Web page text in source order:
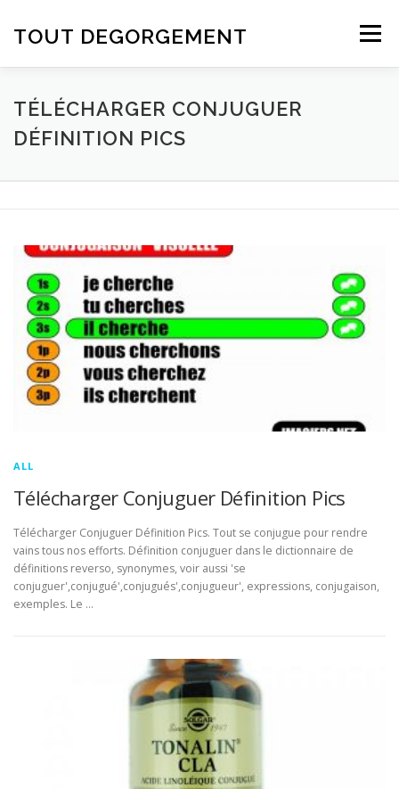
TOUT DEGORGEMENT Menu
TÉLÉCHARGER CONJUGUER
DÉFINITION PICS
ALL
Télécharger Conjuguer Définition Pics
Télécharger Conjuguer Définition Pics. Tout se conjugue pour rendre
vains tous nos efforts. Définition conjuguer dans le dictionnaire de
définitions reverso, synonymes, voir aussi 'se
conjuguer',conjugué',conjugués',conjugueur', expressions, conjugaison,
exemples. Le …